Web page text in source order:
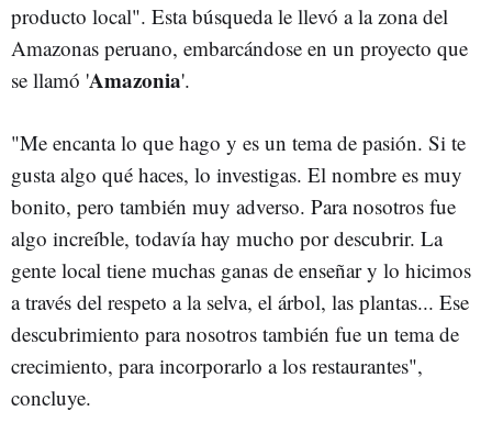
producto local". Esta búsqueda le llevó a la zona del
Amazonas peruano, embarcándose en un proyecto que
se llamó 'Amazonia'.
"Me encanta lo que hago y es un tema de pasión. Si te
gusta algo qué haces, lo investigas. El nombre es muy
bonito, pero también muy adverso. Para nosotros fue
algo increíble, todavía hay mucho por descubrir. La
gente local tiene muchas ganas de enseñar y lo hicimos
a través del respeto a la selva, el árbol, las plantas... Ese
descubrimiento para nosotros también fue un tema de
crecimiento, para incorporarlo a los restaurantes",
concluye.